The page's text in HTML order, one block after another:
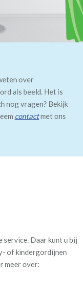
over
als beeld. Het is
nog vragen? Bekijk
contactmet ons
Daar kunt u bij
of kindergordijnen
meer over: